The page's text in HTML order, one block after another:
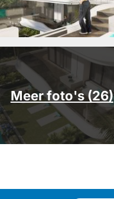
Meer foto's (26)